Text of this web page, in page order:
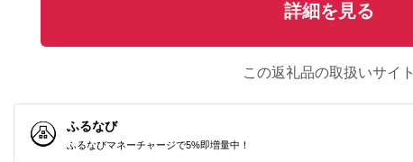
詳細を見る
この返礼品の取扱いサイト
ふるなび
ふるなびマネーチャージで5%即増量中！